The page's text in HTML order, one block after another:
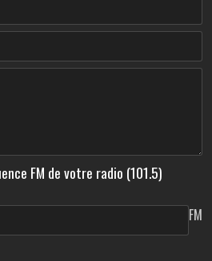
FM de votre radio (101.5)
FM